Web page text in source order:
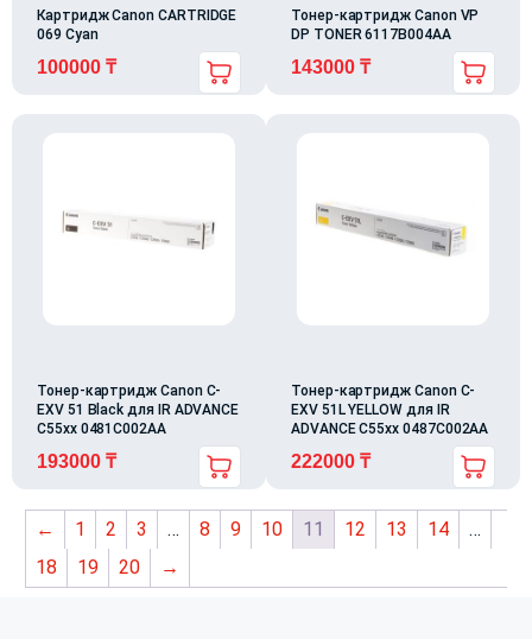
Картридж Canon CARTRIDGE
069 Cyan
100000 ₸
Тонер-картридж Canon VP
DP TONER 6117B004AA
143000 ₸
Тонер-картридж Canon C-
EXV 51 Black для IR ADVANCE
C55xx 0481C002AA
193000 ₸
Тонер-картридж Canon C-
EXV 51L YELLOW для IR
ADVANCE C55xx 0487C002AA
222000 ₸
← 1 2 3 … 8 9 10 11 12 13 14
…
18
19 20 →